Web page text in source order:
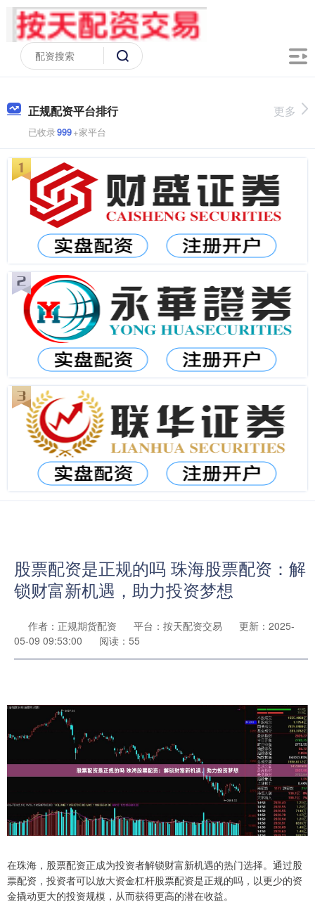
正规配资平台排行
已收录999+家平台
更多
股票配资是正规的吗 珠海股票配资：解
锁财富新机遇，助力投资梦想
作者：正规期货配资 平台：按天配资交易
更新：2025-
05-09 09:53:00
阅读：55
在珠海，股票配资正成为投资者解锁财富新机遇的热门选择。通过股
票配资，投资者可以放大资金杠杆股票配资是正规的吗，以更少的资
金撬动更大的投资规模，从而获得更高的潜在收益。